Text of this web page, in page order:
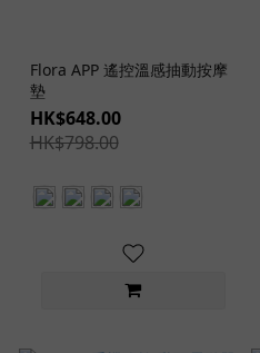
Flora APP 遙控溫感抽動按摩
墊
HK$648.00
HK$798.00